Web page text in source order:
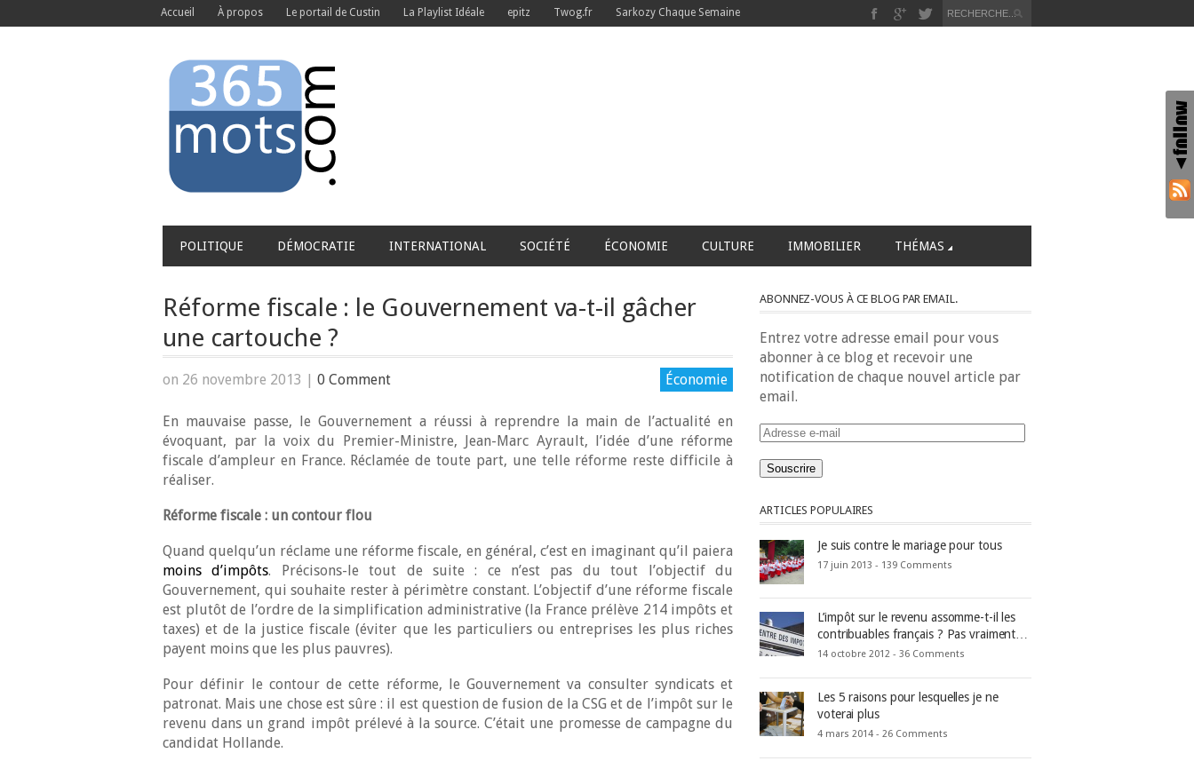
Accueil À propos Le portail de Custin La Playlist Idéale epitz Twog.fr Sarkozy Chaque Semaine
POLITIQUE DÉMOCRATIE INTERNATIONAL SOCIÉTÉ ÉCONOMIE CULTURE IMMOBILIER THÉMAS
Réforme fiscale : le Gouvernement va-t-il gâcher
une cartouche ?
on 26 novembre 2013 | 0 Comment Économie
En mauvaise passe, le Gouvernement a réussi à reprendre la main de l’actualité en
évoquant, par la voix du Premier-Ministre, Jean-Marc Ayrault, l’idée d’une réforme
fiscale d’ampleur en France. Réclamée de toute part, une telle réforme reste difficile à
réaliser.
Réforme fiscale : un contour flou
Quand quelqu’un réclame une réforme fiscale, en général, c’est en imaginant qu’il paiera
moins d’impôts. Précisons-le tout de suite : ce n’est pas du tout l’objectif du
Gouvernement, qui souhaite rester à périmètre constant. L’objectif d’une réforme fiscale
est plutôt de l’ordre de la simplification administrative (la France prélève 214 impôts et
taxes) et de la justice fiscale (éviter que les particuliers ou entreprises les plus riches
payent moins que les plus pauvres).
Pour définir le contour de cette réforme, le Gouvernement va consulter syndicats et
patronat. Mais une chose est sûre : il est question de fusion de la CSG et de l’impôt sur le
revenu dans un grand impôt prélevé à la source. C’était une promesse de campagne du
candidat Hollande.
ABONNEZ-VOUS À CE BLOG PAR EMAIL.
Entrez votre adresse email pour vous
abonner à ce blog et recevoir une
notification de chaque nouvel article par
email.
Adresse
mail
ARTICLES POPULAIRES
Je suis contre le mariage pour tous
17 juin 2013 - 139 Comments
L’impôt sur le revenu assomme-t-il les
contribuables français ? Pas vraiment…
14 octobre 2012 - 36 Comments
Les 5 raisons pour lesquelles je ne
voterai plus
4 mars 2014 - 26 Comments